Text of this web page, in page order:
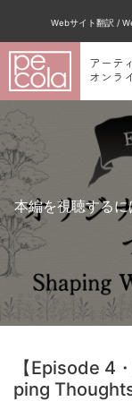
Webサイト翻訳 /
アーテ
オンラ
本編を視聴する
【Episode 4
ping